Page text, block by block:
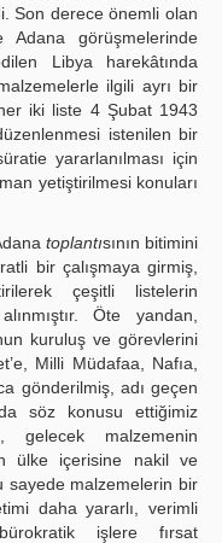
Son derece önemli olan
Adana görüşmelerinde
Libya harekâtında
ilgili ayrı bir
iki liste 4 Şubat 1943
istenilen bir
yararlanılması için
yetiştirilmesi konuları
toplantısının bitimini
bir çalışmaya girmiş,
çeşitli listelerin
Öte yandan,
kuruluş ve görevlerini
Milli Müdafaa, Nafıa,
gönderilmiş, adı geçen
söz konusu ettiğimiz
gelecek malzemenin
ülke içerisine nakil ve
sayede malzemelerin bir
daha yararlı, verimli
işlere fırsat